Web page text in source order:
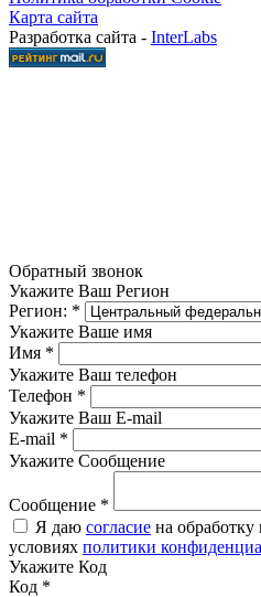
Карта сайта
Разработка сайта - InterLabs
Обратный звонок
Укажите Ваш Регион
Регион: *
Укажите Ваше имя
Имя *
Укажите Ваш телефон
Телефон *
Укажите Ваш E-mail
E-mail *
Укажите Сообщение
Сообщение *
Я даю согласие на
условиях политики
Укажите Код
Код *